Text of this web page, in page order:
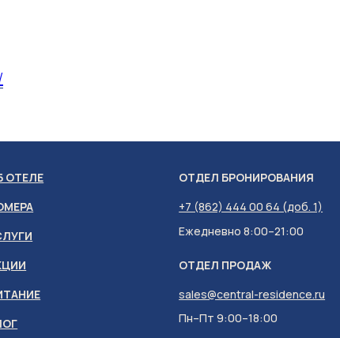
sales@central-residence.ru
+7 (862) 444 00 64 (доб. 1)
ОТДЕЛ БРОНИРОВАНИЯ
ОТДЕЛ ПРОДАЖ
Ежедневно 8:00–21:00
Пн–Пт 9:00–18:00
ОТЕЛЕ